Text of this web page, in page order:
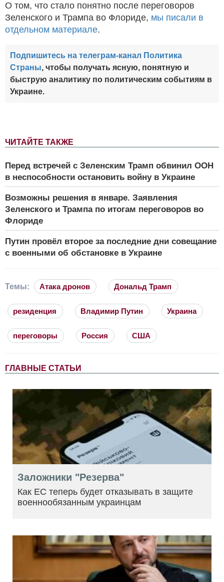
ЧИТАЙТЕ ТАКЖЕ
Перед встречей с Зеленским Трамп обвинил ООН
в неспособности остановить войну в Украине
Возможны решения в январе. Заявления
Зеленского и Трампа по итогам переговоров во
Флориде
Путин провёл второе за последние дни совещание
с военными об обстановке в Украине
О том, что стало понятно после переговоров
Зеленского и Трампа во Флориде, мы писали в
отдельном материале.
Подпишитесь на телеграм-канал Политика
Страны, чтобы получать ясную, понятную и
быструю аналитику по политическим событиям в
Украине.
Темы: Атака дронов Дональд Трамп
резиденция Владимир Путин Украина
переговоры Россия США
ГЛАВНЫЕ СТАТЬИ
Заложники "Резерва"
Как ЕС теперь будет отказывать в защите
военнообязанным украинцам